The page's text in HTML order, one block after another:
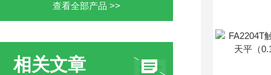
查看全部产品 >>
相关文章